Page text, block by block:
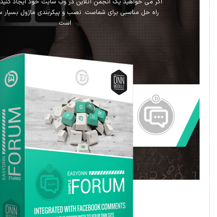
برای شماست. نصب و پیکربندی ماژول بسیار ساده و آسان
است.